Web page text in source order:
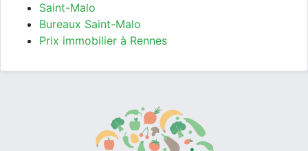
Saint-Malo
Bureaux Saint-Malo
Prix immobilier à Rennes